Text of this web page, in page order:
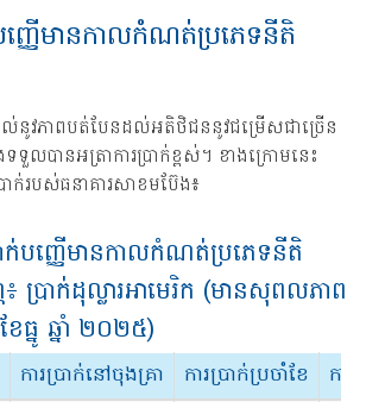
បញ្ញើមានកាលកំណត់ប្រភេទនីតិ
ល់នូវភាពបត់បែនដល់អតិថិជននូវជម្រើសជាច្រើន
ទទួលបានអត្រាការប្រាក់ខ្ពស់។ ខាងក្រោមនេះ​
រាក់របស់ធនាគារសាខមប៊ែង៖
ាក់បញ្ញើមានកាលកំណត់ប្រភេទនីតិ
ប្រាក់ដុល្លារអាមេរិក (មានសុពលភាព
ធ្នូ ឆ្នាំ ២០២៥)
ការប្រាក់នៅចុងគ្រា ការប្រាក់ប្រចាំខែ
ការ